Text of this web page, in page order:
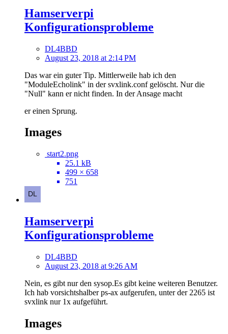
Hamserverpi
Konfigurationsprobleme
DL4BBD
August 23, 2018 at 2:14 PM
Das war ein guter Tip. Mittlerweile hab ich den
"ModuleEcholink" in der svxlink.conf gelöscht. Nur die
"Null" kann er nicht finden. In der Ansage macht
er einen Sprung.
Images
start2.png
25.1 kB
499 × 658
751
Hamserverpi
Konfigurationsprobleme
DL4BBD
August 23, 2018 at 9:26 AM
Nein, es gibt nur den sysop.Es gibt keine weiteren Benutzer.
Ich hab vorsichtshalber ps-ax aufgerufen, unter der 2265 ist
svxlink nur 1x aufgeführt.
Images